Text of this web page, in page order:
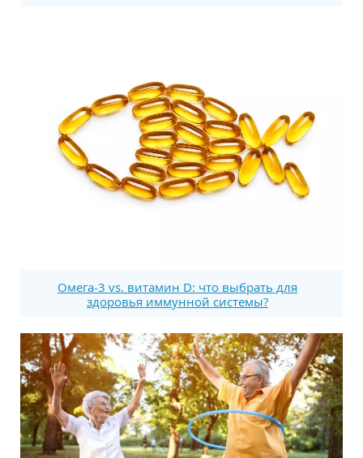
Омега-3 vs. витамин D: что выбрать для
здоровья иммунной системы?